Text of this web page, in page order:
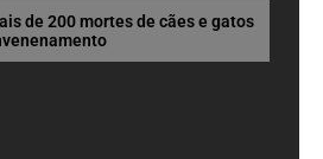
de 200 mortes de cães e gatos